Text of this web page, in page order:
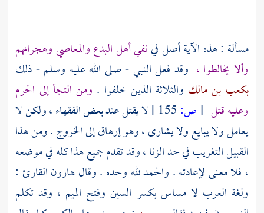
مسألة : هذه الآية أصل فينفي أهل البدع والمعاصي وهجرانهم
وألا يخالطوا ، وقد فعل النبي - صلى الله عليه وسلم - ذلك
بكعب بن مالك والثلاثة الذين خلفوا . ومن التجأ إلى الحرم
وعليه قتل [ص:
لا يقتل عند بعض الفقهاء ، ولكن لا
يعامل ولا يبايع ولا يشارى ، وهو إرهاق إلى الخروج . ومن هذا
القبيل التغريب في حد الزنا ، وقد تقدم جميع هذا كله في موضعه
، فلا معنى لإعادته . والحمد لله وحده . وقالهارون القارئ :
ولغة العرب لا مساس بكسر السين وفتح الميم ، وقد تكلم